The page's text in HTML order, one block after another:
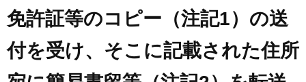
免許証等のコピー（注記1）の送
付を受け、そこに記載された住所